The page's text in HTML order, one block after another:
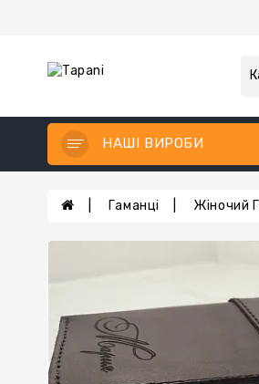
НАШІ ВИРОБИ
Гаманці Жіночий